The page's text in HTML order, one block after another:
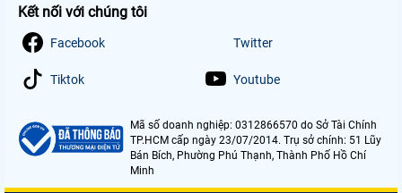
Kết nối với chúng tôi
Facebook Twitter
Tiktok Youtube
Mã số doanh nghiệp: 0312866570 do Sở Tài Chính
TP.HCM cấp ngày 23/07/2014. Trụ sở chính: 51 Lũy
Bán Bích, Phường Phú Thạnh, Thành Phố Hồ Chí
Minh